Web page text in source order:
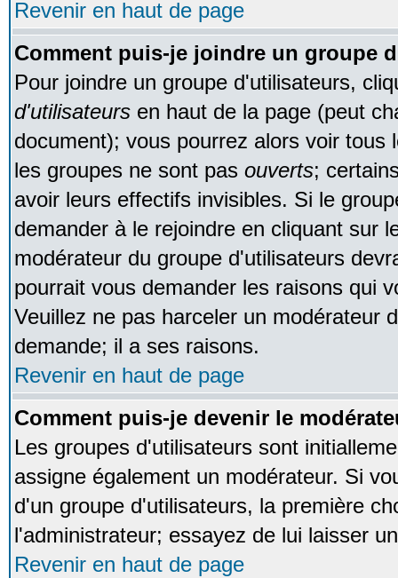
Revenir en haut de page
Comment puis-je joindre un groupe
Pour joindre un groupe d'utilisateurs,
d'utilisateurs en haut de la page (peut
document); vous pourrez alors voir tous
les groupes ne sont pas ouverts;
avoir leurs effectifs invisibles. Si le
demander à le rejoindre en cliquant sur
modérateur du groupe d'utilisateurs
pourrait vous demander les raisons qui
Veuillez ne pas harceler un modérateur
demande; il a ses raisons.
Revenir en haut de page
Comment puis-je devenir le
Les groupes d'utilisateurs sont
assigne également un modérateur. Si
d'un groupe d'utilisateurs, la première
l'administrateur; essayez de lui laisser
Revenir en haut de page